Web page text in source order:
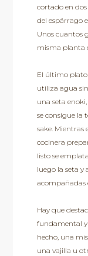
cortado en
del espárrago
Unos cuantos
misma planta
El último plato
utiliza agua
una seta
se consigue la
sake. Mientras
cocinera
listo se
luego la seta y
acompañadas
Hay que
fundamental
hecho, una
una vajilla u